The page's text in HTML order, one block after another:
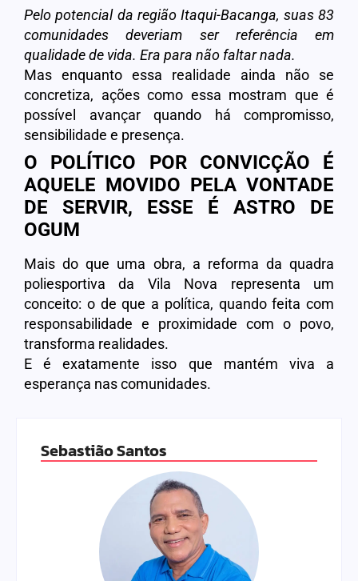
Pelo potencial da região Itaqui-Bacanga, suas 83
comunidades deveriam ser referência em
qualidade de vida. Era para não faltar nada.
Mas enquanto essa realidade ainda não se
concretiza, ações como essa mostram que é
possível avançar quando há compromisso,
sensibilidade e presença.
O POLÍTICO POR CONVICÇÃO É
AQUELE MOVIDO PELA VONTADE
DE SERVIR, ESSE É ASTRO DE
OGUM
Mais do que uma obra, a reforma da quadra
poliesportiva da Vila Nova representa um
conceito: o de que a política, quando feita com
responsabilidade e proximidade com o povo,
transforma realidades.
E é exatamente isso que mantém viva a
esperança nas comunidades.
Sebastião Santos